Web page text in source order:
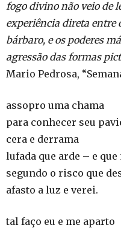
fogo divino não veio de
experiência direta entre
bárbaro, e os poderes
agressão das formas
Mario Pedrosa,
assopro uma chama
para conhecer seu
cera e derrama
lufada que arde – e que
segundo o risco que
afasto a luz e verei.
tal faço eu e me aparto